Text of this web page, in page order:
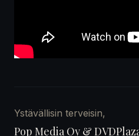
Ystävällisin terveisin,
Pop Media Oy &